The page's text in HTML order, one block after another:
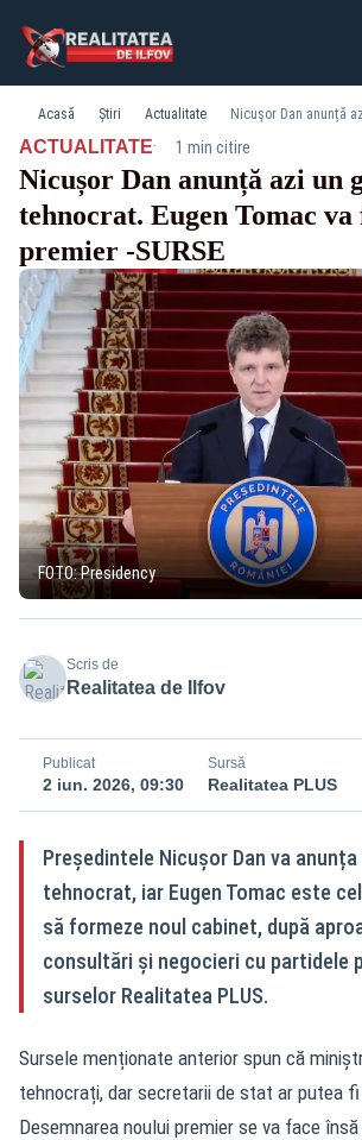
Acasă Știri Actualitate
ACTUALITATE· 1 min citire
Nicușor Dan anunță azi un
tehnocrat. Eugen Tomac
premier -SURSE
FOTO: Presidency
Scris de
Realitatea de Ilfov
Publicat
2 iun. 2026, 09:30
Sursă
Realitatea PLUS
Președintele Nicușor Dan va
tehnocrat, iar Eugen Tomac este
să formeze noul cabinet, după
consultări și negocieri cu partidele
surselor Realitatea PLUS.
Sursele menționate anterior spun că
tehnocrați, dar secretarii de stat ar putea
Desemnarea noului premier se va face